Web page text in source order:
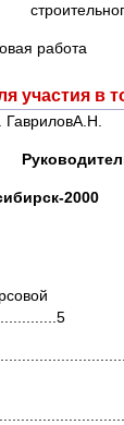
работа
участия в
ГавриловА.Н.
2000